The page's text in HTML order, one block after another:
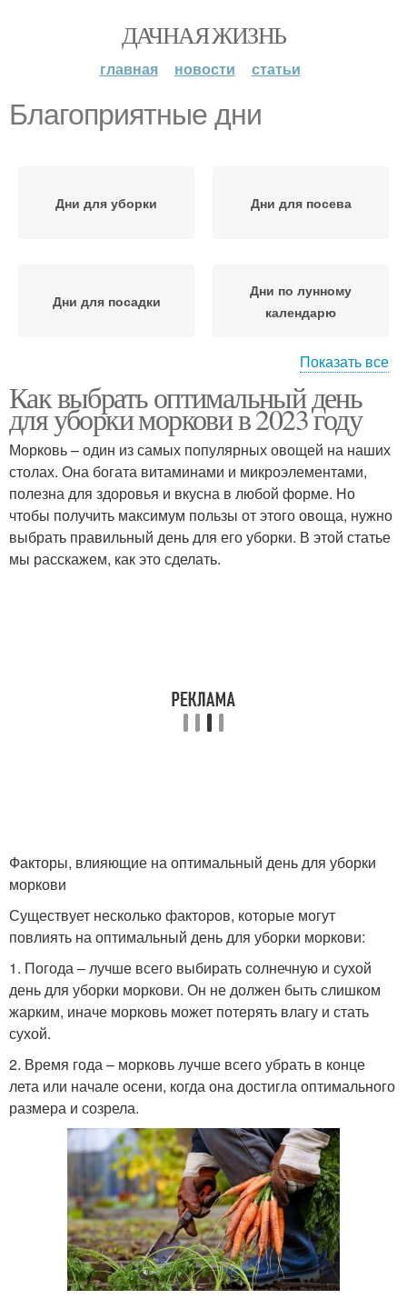
ДАЧНАЯ ЖИЗНЬ
главная новости статьи
Благоприятные дни
Дни для уборки Дни для посева
Дни для посадки
Дни по лунному
календарю
Неблагоприятные дни Неудачные дни
Показать все
Как выбрать оптимальный день
для уборки моркови в 2023 году
Морковь – один из самых популярных овощей на наших
столах. Она богата витаминами и микроэлементами,
полезна для здоровья и вкусна в любой форме. Но
чтобы получить максимум пользы от этого овоща, нужно
выбрать правильный день для его уборки. В этой статье
мы расскажем, как это сделать.
Факторы, влияющие на оптимальный день для уборки
моркови
Существует несколько факторов, которые могут
повлиять на оптимальный день для уборки моркови:
1. Погода – лучше всего выбирать солнечную и сухой
день для уборки моркови. Он не должен быть слишком
жарким, иначе морковь может потерять влагу и стать
сухой.
2. Время года – морковь лучше всего убрать в конце
лета или начале осени, когда она достигла оптимального
размера и созрела.